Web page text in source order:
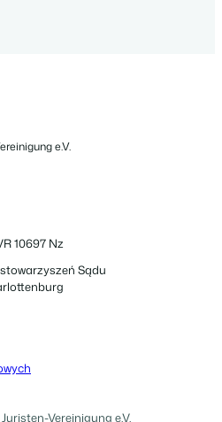
e.V.
10697 Nz
Sądu
Vereinigung e.V.